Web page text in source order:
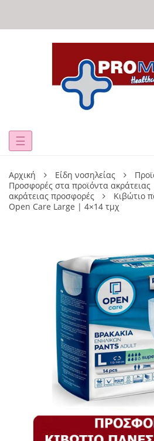
Toggle
☰
Αρχική Είδη νοσηλείας
Προσφορές στα προϊόντα ακράτειας
ακράτειας προσφορές
Κιβώτιο
Open Care Large | 4×14 τμχ